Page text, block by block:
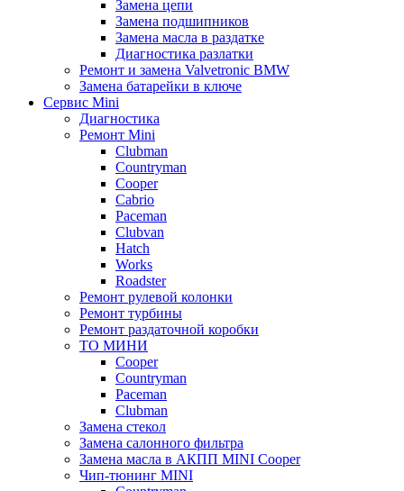
Замена цепи
Замена подшипников
Замена масла в раздатке
Диагностика разлатки
Ремонт и замена Valvetronic BMW
Замена батарейки в ключе
Сервис Mini
Диагностика
Ремонт Mini
Clubman
Countryman
Cooper
Cabrio
Paceman
Clubvan
Hatch
Works
Roadster
Ремонт рулевой колонки
Ремонт турбины
Ремонт раздаточной коробки
ТО МИНИ
Cooper
Countryman
Paceman
Clubman
Замена стекол
Замена салонного фильтра
Замена масла в АКПП MINI Cooper
Чип-тюнинг MINI